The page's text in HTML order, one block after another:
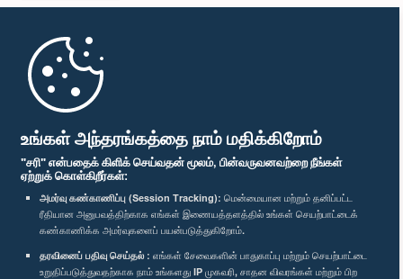
உங்கள் அந்தரங்கத்தை நாம் மதிக்கிறோம்
"சரி" என்பதைக் கிளிக் செய்வதன் மூலம், பின்வருவனவற்றை நீங்கள்
ஏற்றுக் கொள்கிறீர்கள்:
அமர்வு கண்காணிப்பு (Session Tracking): மென்மையான மற்றும் தனிப்பட்ட
ரீதியான அனுபவத்திற்காக எங்கள் இணையத்தளத்தில் உங்கள் செயற்பாட்டைக்
கண்காணிக்க அமர்வுகளைப் பயன்படுத்துகிறோம்.
தரவினைப் பதிவு செய்தல் : எங்கள் சேவைகளின் பாதுகாப்பு மற்றும் செயற்பாட்டை
உறுதிப்படுத்துவதற்காக நாம் உங்களது IP முகவரி, சாதன விவரங்கள் மற்றும் பிற
பி.ப. 2:37 - பி.ப. 2:46
பி.ப. 2:46 - பி.ப. 2:55
பி.ப. 2:55 - பி.ப. 3:05
முதற்பக்கம்
பாராளுமன்ற கையடக்க செயலி
எம்மை பின்தொடர்க :
விருதுகள்